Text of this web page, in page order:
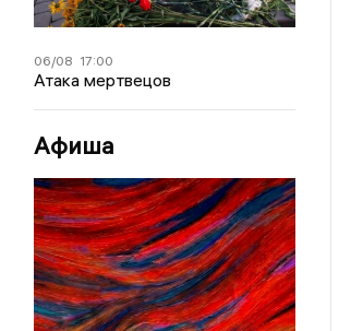
06/08 17:00
Атака мертвецов
Афиша